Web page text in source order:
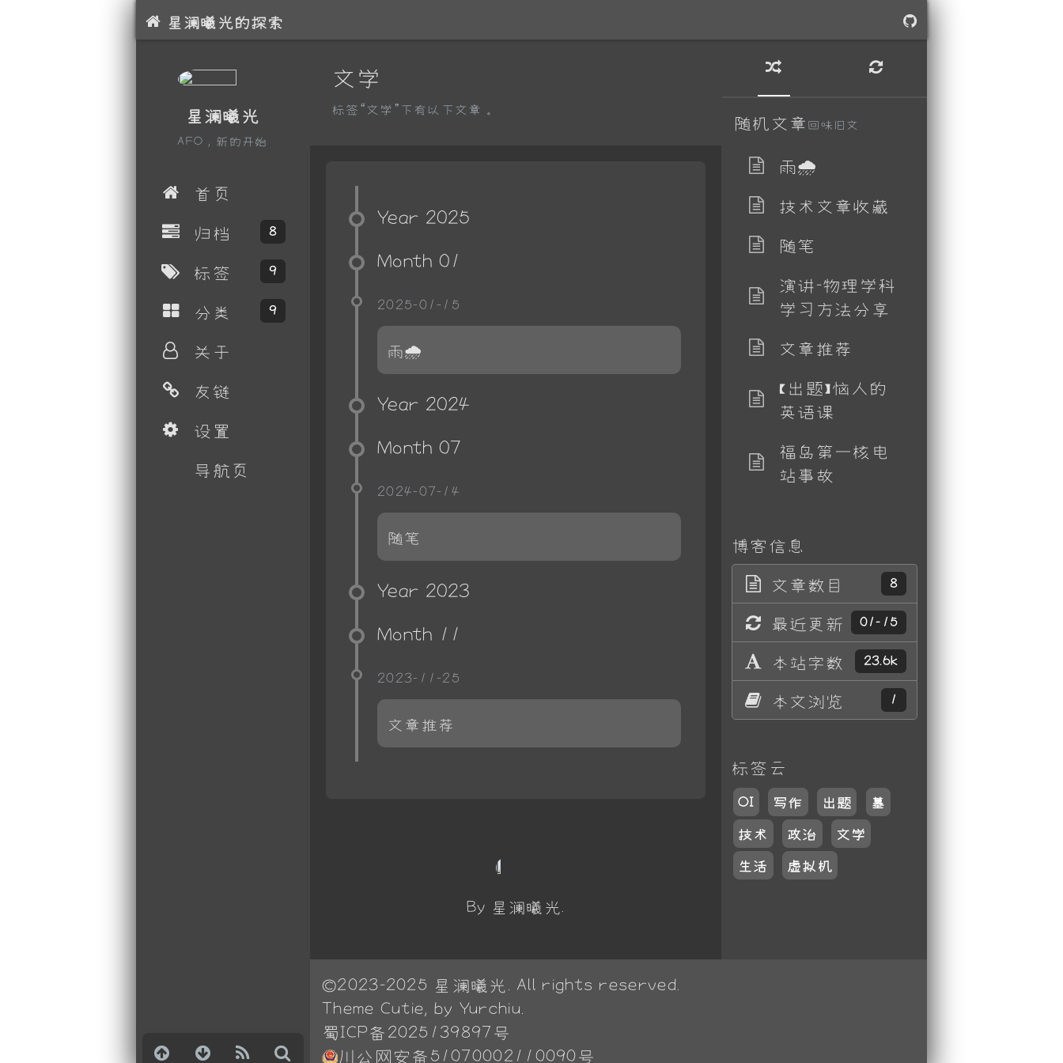
星澜曦光的探索
星澜曦光
AFO，新的开始
首页
归档
8
标签 9
分类 9
关于
友链
设置
导航页
文学
标签“文学”下有以下文章。
Year 2025
Month 01
2025-01-15
雨🌧
Year 2024
Month 07
2024-07-14
随笔
Year 2023
Month 11
2023-11-25
文章推荐
By 星澜曦光.
随机文章 回味旧文
雨🌧
技术文章收藏
随笔
演讲-物理学科
学习方法分享
文章推荐
【出题】恼人的
英语课
福岛第一核电
站事故
博客信息
文章数目
8
最近更新 01-15
本站字数 23.6k
本文浏览 1
标签云
OI 写作 出题
墓
技术
政治
文学
生活
虚拟机
©2023-2025 星澜曦光
. All rights reserved.
Theme Cutie, by Yurchiu.
蜀ICP备2025139897号
川公网安备51070002110090号